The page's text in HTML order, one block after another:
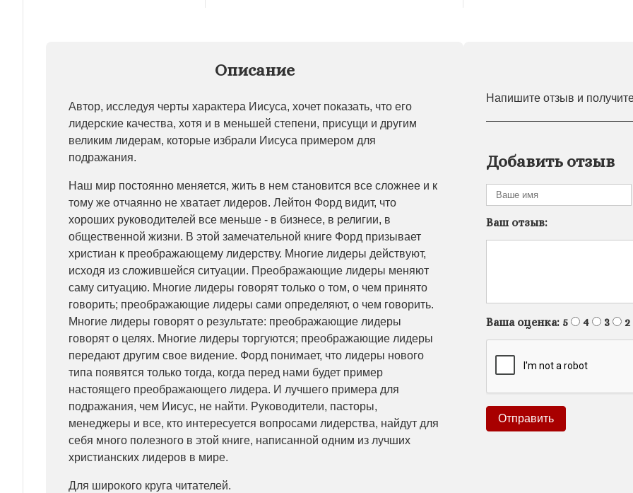
Описание
Автор, исследуя черты характера Иисуса, хочет показать, что его
лидерские качества, хотя и в меньшей степени, присущи и другим
великим лидерам, которые избрали Иисуса примером для
подражания.
Наш мир постоянно меняется, жить в нем становится все сложнее и к
тому же отчаянно не хватает лидеров. Лейтон Форд видит, что
хороших руководителей все меньше - в бизнесе, в религии, в
общественной жизни. В этой замечательной книге Форд призывает
христиан к преображающему лидерству. Многие лидеры действуют,
исходя из сложившейся ситуации. Преображающие лидеры меняют
саму ситуацию. Многие лидеры говорят только о том, о чем принято
говорить; преображающие лидеры сами определяют, о чем говорить.
Многие лидеры говорят о результате: преображающие лидеры
говорят о целях. Многие лидеры торгуются; преображающие лидеры
передают другим свое видение. Форд понимает, что лидеры нового
типа появятся только тогда, когда перед нами будет пример
настоящего преображающего лидера. И лучшего примера для
подражания, чем Иисус, не найти. Руководители, пасторы,
менеджеры и все, кто интересуется вопросами лидерства, найдут для
себя много полезного в этой книге, написанной одним из лучших
христианских лидеров в мире.
Для широкого круга читателей.
Напишите отзыв и
Добавить отзыв
Ваш отзыв:
Ваша оценка: 5 4 3 2